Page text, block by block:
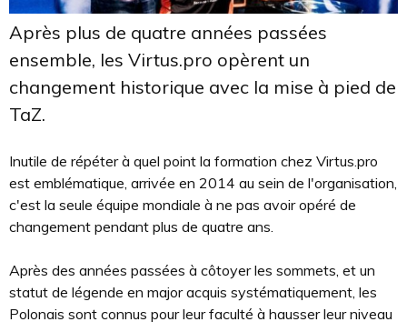
Après plus de quatre années passées
ensemble, les Virtus.pro opèrent un
changement historique avec la mise à pied de
TaZ.
Inutile de répéter à quel point la formation chez Virtus.pro
est emblématique, arrivée en 2014 au sein de l'organisation,
c'est la seule équipe mondiale à ne pas avoir opéré de
changement pendant plus de quatre ans.
Après des années passées à côtoyer les sommets, et un
statut de légende en major acquis systématiquement, les
Polonais sont connus pour leur faculté à hausser leur niveau